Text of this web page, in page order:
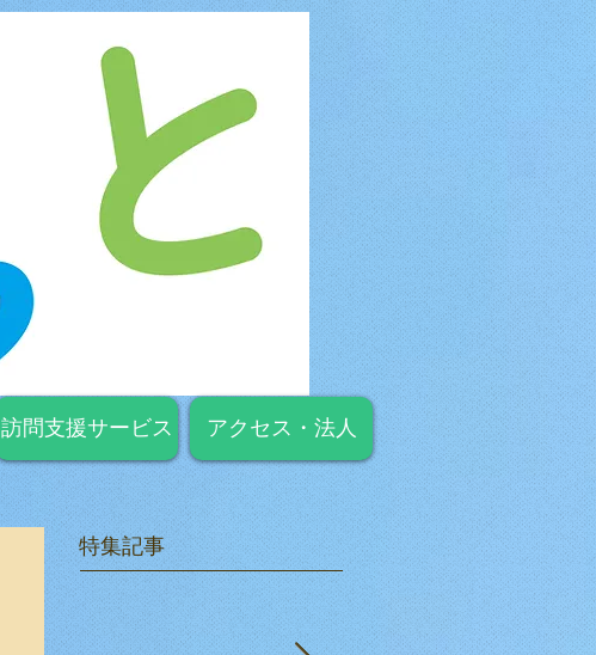
訪問支援サービス アクセス・法人
特集記事